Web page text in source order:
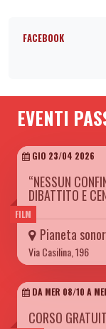
FACEBOOK
EVENTI
FILM
GIO 23/04 2026
“NESSUN
DIBATTITO E
Pianeta
Via Casilina, 196
DA MER 08/10 A
CORSO